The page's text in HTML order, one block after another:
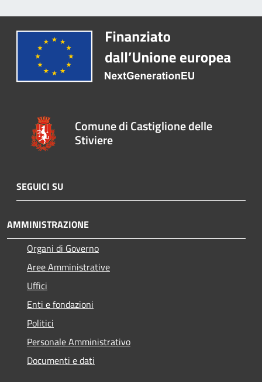
Comune di Castiglione delle
Stiviere
SEGUICI SU
AMMINISTRAZIONE
Organi di Governo
Aree Amministrative
Uffici
Enti e fondazioni
Politici
Personale Amministrativo
Documenti e dati